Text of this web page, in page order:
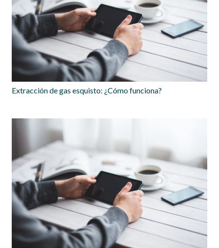
Extracción de gas esquisto: ¿Cómo funciona?